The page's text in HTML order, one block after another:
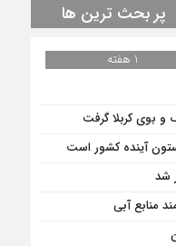
پر بحث ترین ها
1 هفته
و بوی کربلا گرفت
آینده کشور است
شد
منابع آبی